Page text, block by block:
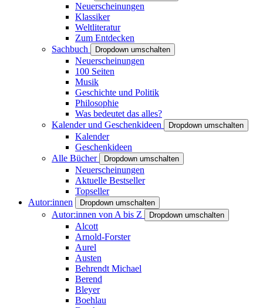
Neuerscheinungen
Klassiker
Weltliteratur
Zum Entdecken
Sachbuch
Dropdown umschalten
Neuerscheinungen
100 Seiten
Musik
Geschichte und Politik
Philosophie
Was bedeutet das alles?
Kalender und Geschenkideen
Dropdown umschalten
Kalender
Geschenkideen
Alle Bücher
Dropdown umschalten
Neuerscheinungen
Aktuelle Bestseller
Topseller
Autor:innen
Dropdown umschalten
Autor:innen von A bis Z Dropdown umschalten
Alcott
Arnold-Forster
Aurel
Austen
Behrendt Michael
Berend
Bleyer
Boehlau